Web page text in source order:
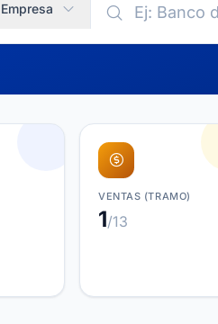
VENTAS (TRAMO)
1/13